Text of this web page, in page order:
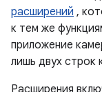
расширений ,
к тем же
приложение
лишь двух строк